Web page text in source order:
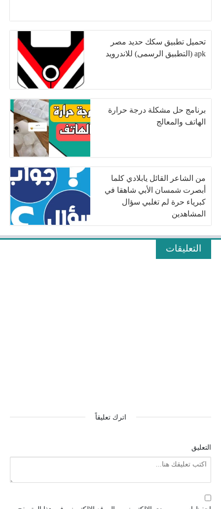
تحميل تطبيق سكك حديد مصر
apk (التطبيق الرسمى) للاندرويد
برنامج حل مشكلة درجة حرارة
الهاتف والمعالج
من الشاعر القائل يابلادي كلما
أبصرت شمسان الأبي شاهقا في
كبرياء حرة لم تغلبي سؤال
المشاهدين
التعليقات
اترك تعليقاً
التعليق